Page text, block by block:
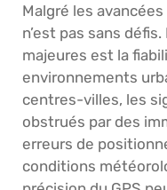
Malgré les
n’est pas sans
majeures est la
environnements
centres-villes, les
obstrués par des
erreurs de
conditions